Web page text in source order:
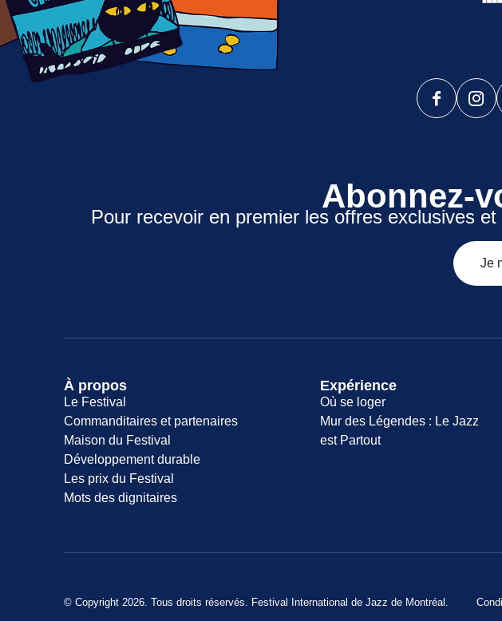
Abonnez-
Pour recevoir en premier les offres exclusives
Je
À propos
Le Festival
Commanditaires et partenaires
Maison du Festival
Développement durable
Les prix du Festival
Mots des dignitaires
Expérience
Où se loger
Mur des Légendes : Le Jazz
est Partout
© Copyright 2026. Tous droits réservés. Festival International de Jazz de Montréal.